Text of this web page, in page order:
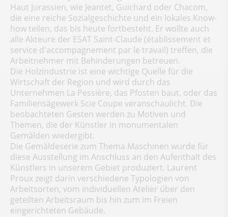
Haut Jurassien, wie Jeantet, Guichard oder Chacom,
die eine reiche Sozialgeschichte und ein lokales Know-
how teilen, das bis heute fortbesteht. Er wollte auch
alle Akteure der ESAT Saint-Claude (établissement et
service d'accompagnement par le travail) treffen, die
Arbeitnehmer mit Behinderungen betreuen.
Die Holzindustrie ist eine wichtige Quelle für die
Wirtschaft der Region und wird durch das
Unternehmen La Pessière, das Pfosten baut, oder das
Familiensägewerk Scie Coupe veranschaulicht. Die
beobachteten Gesten werden zu Motiven und
Themen, die der Künstler in monumentalen
Gemälden wiedergibt.
Die Gemäldeserie zum Thema Maschinen wurde für
diese Ausstellung im Anschluss an den Aufenthalt des
Künstlers in unserem Gebiet produziert. Laurent
Proux zeigt darin verschiedene Typologien von
Arbeitsorten, vom individuellen Atelier über den
geteilten Arbeitsraum bis hin zum im Freien
eingerichteten Gebäude.